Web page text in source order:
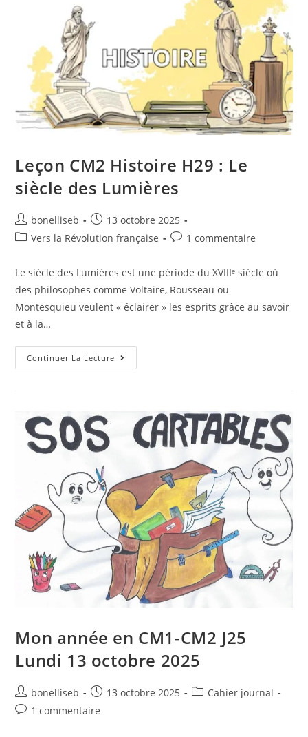
Leçon CM2 Histoire H29 : Le
siècle des Lumières
bonelliseb
13 octobre 2025
Vers la Révolution française
1 commentaire
Le siècle des Lumières est une période du XVIIIᵉ siècle où
des philosophes comme Voltaire, Rousseau ou
Montesquieu veulent « éclairer » les esprits grâce au savoir
et à la…
Continuer La Lecture
Mon année en CM1-CM2 J25
Lundi 13 octobre 2025
bonelliseb 13 octobre 2025
Cahier journal
1 commentaire